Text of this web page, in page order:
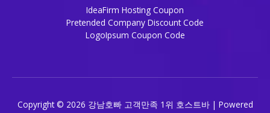
IdeaFirm Hosting Coupon
Pretended Company Discount Code
LogoIpsum Coupon Code
Copyright © 2026 강남호빠 고객만족 1위 호스트바 | Powered